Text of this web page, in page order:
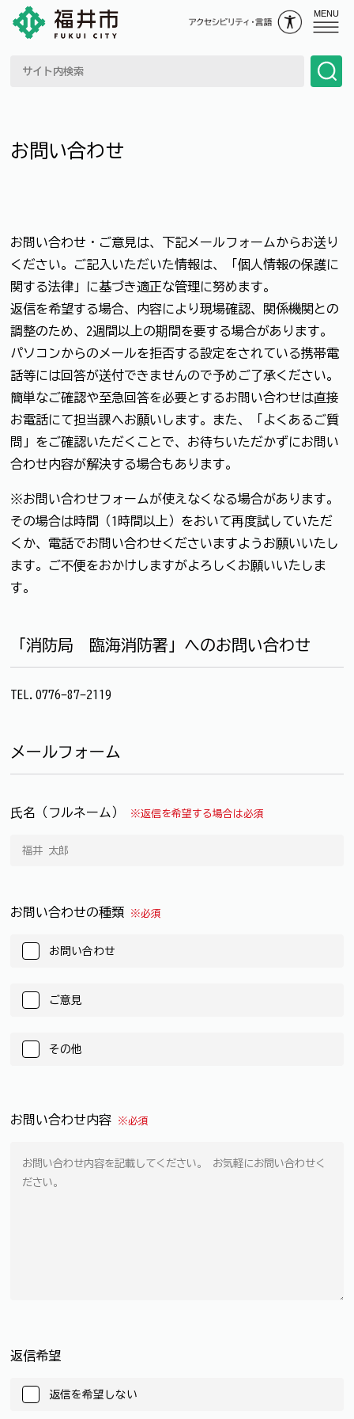
MENU
お問い合わせ
お問い合わせ・ご意見は、下記メールフォームからお送り
ください。ご記入いただいた情報は、「個人情報の保護に
関する法律」に基づき適正な管理に努めます。
返信を希望する場合、内容により現場確認、関係機関との
調整のため、2週間以上の期間を要する場合があります。
パソコンからのメールを拒否する設定をされている携帯電
話等には回答が送付できませんので予めご了承ください。
簡単なご確認や至急回答を必要とするお問い合わせは直接
お電話にて担当課へお願いします。また、「よくあるご質
問」をご確認いただくことで、お待ちいただかずにお問い
合わせ内容が解決する場合もあります。
※お問い合わせフォームが使えなくなる場合があります。
その場合は時間（1時間以上）をおいて再度試していただ
くか、電話でお問い合わせくださいますようお願いいたし
ます。ご不便をおかけしますがよろしくお願いいたしま
す。
「消防局 臨海消防署」へのお問い合わせ
TEL.0776-87-2119
メールフォーム
氏名（フルネーム） ※返信を希望する場合は必須
お問い合わせの種類 ※必須
お問い合わせ
ご意見
その他
お問い合わせ内容 ※必須
返信希望
返信を希望しない